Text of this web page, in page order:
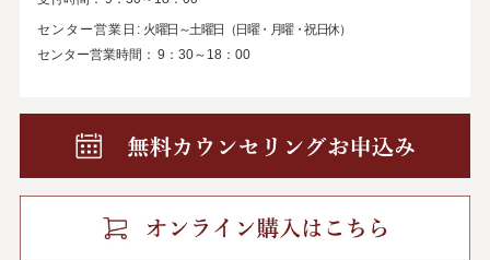
センター営業日: 火曜日～土曜日（日曜・月曜・祝日休）
センター営業時間： 9：30～18：00